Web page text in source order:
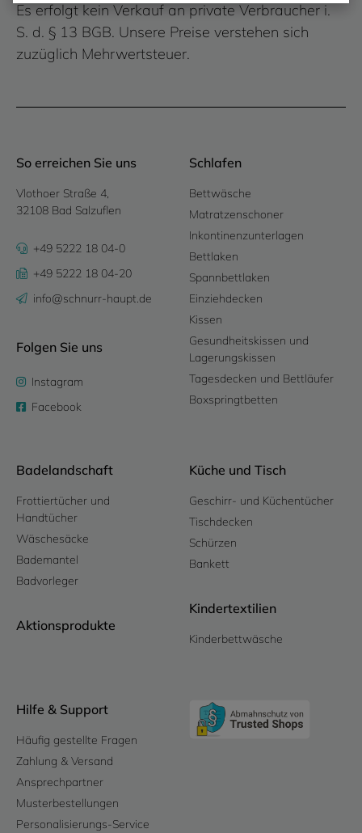
Es erfolgt kein Verkauf an private Verbraucher i.
S. d. § 13 BGB. Unsere Preise verstehen sich
zuzüglich Mehrwertsteuer.
So erreichen Sie uns
Vlothoer Straße 4,
32108 Bad Salzuflen
+49 5222 18 04-0
+49 5222 18 04-20
info@schnurr-haupt.de
Folgen Sie uns
Instagram
Facebook
Schlafen
Bettwäsche
Matratzenschoner
Inkontinenzunterlagen
Bettlaken
Spannbettlaken
Einziehdecken
Kissen
Gesundheitskissen und
Lagerungskissen
Tagesdecken und Bettläufer
Boxspringtbetten
Badelandschaft
Frottiertücher und
Handtücher
Wäschesäcke
Bademantel
Badvorleger
Aktionsprodukte
Küche und Tisch
Geschirr- und Küchentücher
Tischdecken
Schürzen
Bankett
Kindertextilien
Kinderbettwäsche
Hilfe & Support
Häufig gestellte Fragen
Zahlung & Versand
Ansprechpartner
Musterbestellungen
Personalisierungs-Service